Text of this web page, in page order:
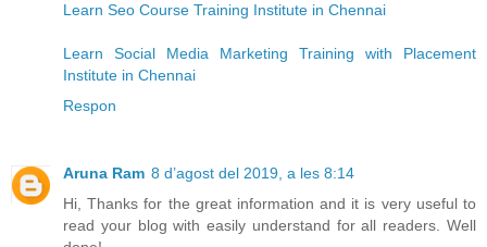
Learn Seo Course Training Institute in Chennai
Learn Social Media Marketing Training with Placement
Institute in Chennai
Respon
Aruna Ram 8 d’agost del 2019, a les 8:14
Hi, Thanks for the great information and it is very useful to
read your blog with easily understand for all readers. Well